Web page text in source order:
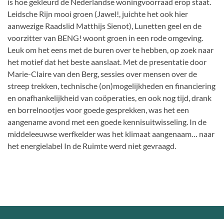
Leidsche Rijn mooi groen (Jawel!, juichte het ook hier
aanwezige Raadslid Matthijs Sienot), Lunetten geel en de
voorzitter van BENG! woont groen in een rode omgeving.
Leuk om het eens met de buren over te hebben, op zoek naar
het motief dat het beste aanslaat. Met de presentatie door
Marie-Claire van den Berg, sessies over mensen over de
streep trekken, technische (on)mogelijkheden en financiering
en onafhankelijkheid van coöperaties, en ook nog tijd, drank
en borrelnootjes voor goede gesprekken, was het een
aangename avond met een goede kennisuitwisseling. In de
middeleeuwse werfkelder was het klimaat aangenaam… naar
het energielabel In de Ruimte werd niet gevraagd.